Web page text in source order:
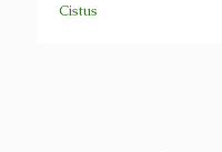
Cistus